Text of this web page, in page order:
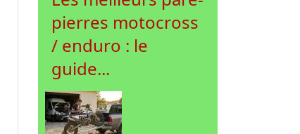
pierres motocross
/ enduro : le
guide...